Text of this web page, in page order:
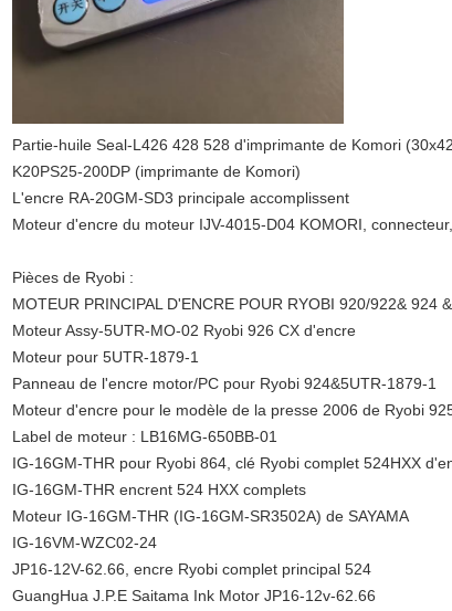
Partie-huile Seal-L426 428 528 d'imprimante de Komori
K20PS25-200DP (imprimante de Komori)
L'encre RA-20GM-SD3 principale accomplissent
Moteur d'encre du moteur IJV-4015-D04 KOMORI,
Pièces de Ryobi :
MOTEUR PRINCIPAL D'ENCRE POUR RYOBI 920/922& 924
Moteur Assy-5UTR-MO-02 Ryobi 926 CX d'encre
Moteur pour 5UTR-1879-1
Panneau de l'encre motor/PC pour Ryobi 924&5UTR-1879-1
Moteur d'encre pour le modèle de la presse 2006 de Ryobi
Label de moteur : LB16MG-650BB-01
IG-16GM-THR pour Ryobi 864, clé Ryobi complet 524HXX
IG-16GM-THR encrent 524 HXX complets
Moteur IG-16GM-THR (IG-16GM-SR3502A) de SAYAMA
IG-16VM-WZC02-24
JP16-12V-62.66, encre Ryobi complet principal 524
GuangHua J.P.E Saitama Ink Motor JP16-12v-62.66